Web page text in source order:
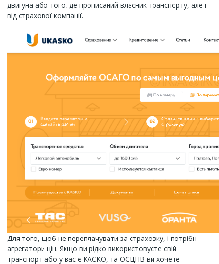
двигуна або того, де прописаний власник транспорту, але і
від страхової компанії.
Для того, щоб не переплачувати за страховку, і потрібні
агрегатори цін. Якщо ви рідко використовуєте свій
транспорт або у вас є КАСКО, та ОСЦПВ ви хочете